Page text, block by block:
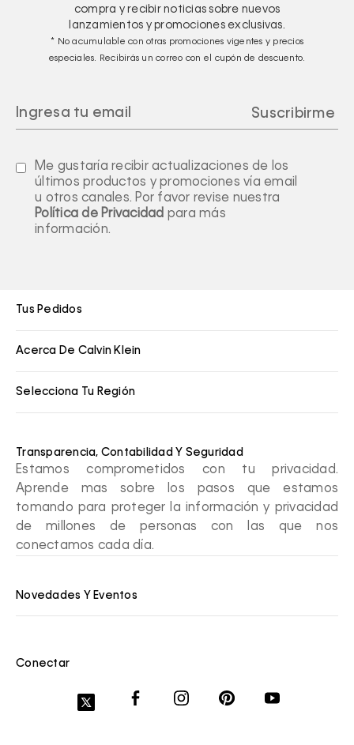
compra y recibir noticias sobre nuevos
lanzamientos y promociones exclusivas.
* No acumulable con otras promociones vigentes y precios
especiales. Recibirás un correo con el cupón de descuento.
Me gustaría recibir actualizaciones de los
últimos productos y promociones vía email
u otros canales. Por favor revise nuestra
Política de Privacidad para más
información.
Tus Pedidos
Acerca De Calvin Klein
Selecciona Tu Región
Transparencia, Contabilidad Y Seguridad
Estamos comprometidos con tu privacidad.
Aprende mas sobre los pasos que estamos
tomando para proteger la información y privacidad
de millones de personas con las que nos
conectamos cada día.
Novedades Y Eventos
Conectar